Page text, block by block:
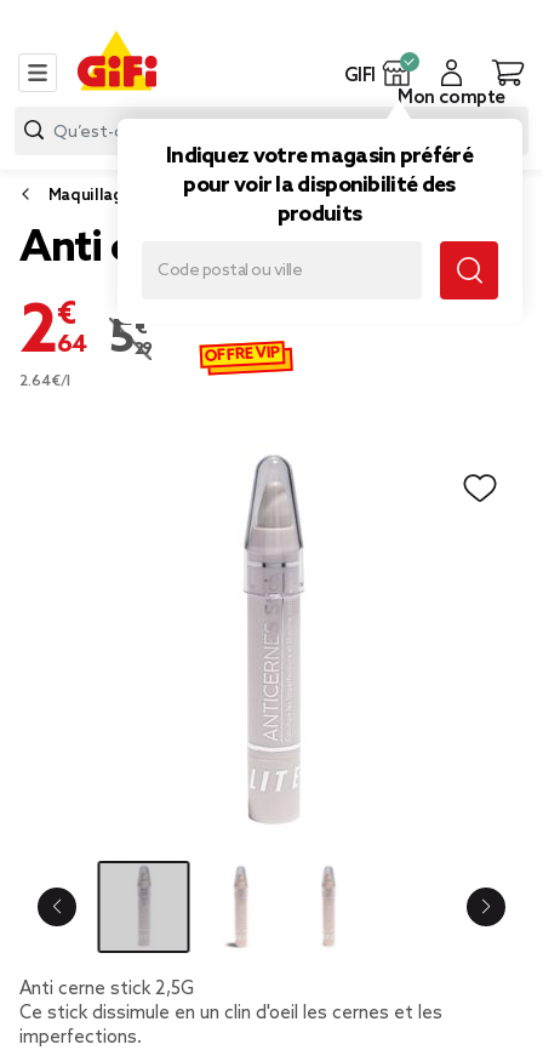
GIFI
Indiquez votre magasin préféré
pour voir la disponibilité des
produits
Mon compte
Maquillage
Anti cerne stick
2,64 €
Prix remisé de 5,29 € à 2,64 €
5,29 €
2.64€/l
OFFRE VIP
Anti cerne stick 2,5G
Ce stick dissimule en un clin d'oeil les cernes et les
imperfections.